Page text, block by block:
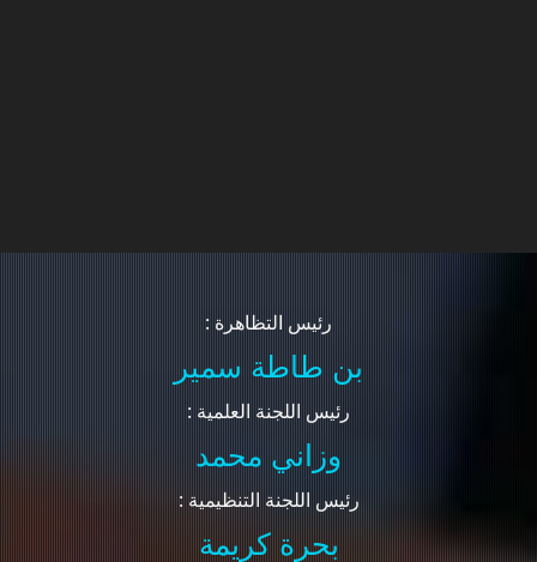
: رئيس التظاهرة
بن طاطة سمير
: رئيس اللجنة العلمية
وزاني محمد
: رئيس اللجنة التنظيمية
بحرة كريمة